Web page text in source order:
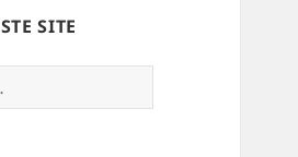
SITE